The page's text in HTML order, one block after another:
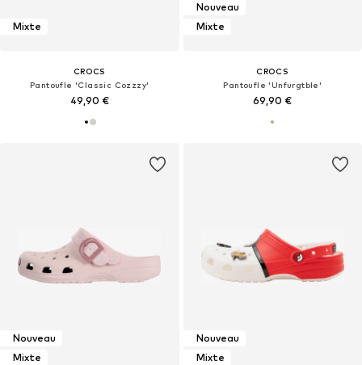
Mixte
CROCS
Pantoufle 'Classic Cozzzy'
49,90 €
Nouveau
Mixte
CROCS
Pantoufle 'Unfurgtble'
69,90 €
Nouveau
Mixte
Nouveau
Mixte